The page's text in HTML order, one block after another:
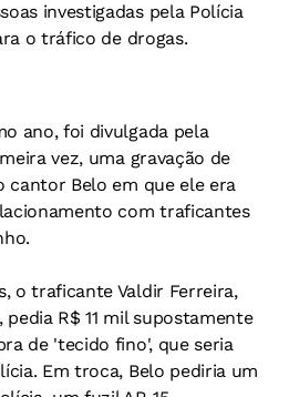
investigadas pela Polícia
o tráfico de drogas.
ano, foi divulgada pela
vez, uma gravação de
cantor Belo em que ele era
com traficantes
o traficante Valdir Ferreira,
R$ 11 mil supostamente
de 'tecido fino', que seria
Em troca, Belo pediria um